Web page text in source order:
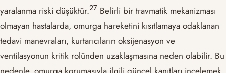
yaralanma riski düşüktür.​27​ Belirli bir travmatik mekanizması
olmayan hastalarda, omurga hareketini kısıtlamaya odaklanan
tedavi manevraları, kurtarıcıların oksijenasyon ve
ventilasyonun kritik rolünden uzaklaşmasına neden olabilir. Bu